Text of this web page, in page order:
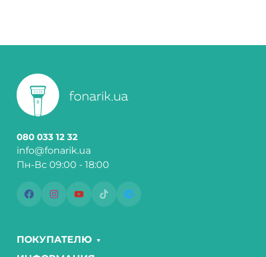
080 033 12 32
info@fonarik.ua
Пн-Вс 09:00 - 18:00
ПОКУПАТЕЛЮ